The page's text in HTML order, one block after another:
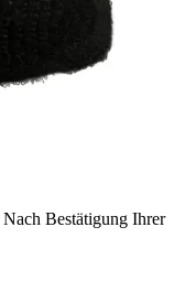
Nach Bestätigung Ihrer